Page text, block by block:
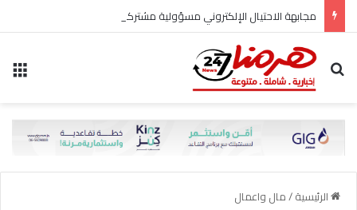
مجابهة الاحتيال الإلكتروني مسؤولية مشتركة
بحث عن
الرئيسية/مال واعمال